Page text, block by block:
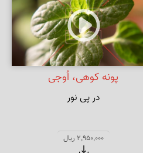
پونه کوهی، اُوجی
در پی نور
2,950,000 ریال